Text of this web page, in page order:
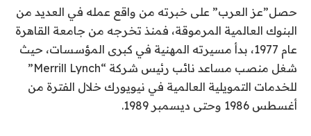
حصل”عز العرب” على خبرته من واقع عمله في العديد من
البنوك العالمية المرموقة، فمنذ تخرجه من جامعة القاهرة
عام 1977، بدأ مسيرته المهنية في كبرى المؤسسات، حيث
شغل منصب مساعد نائب رئيس شركة “Merrill Lynch
”
للخدمات التمويلية العالمية في نيويورك خلال الفترة من
أغسطس 1986 وحتى ديسمبر 1989.